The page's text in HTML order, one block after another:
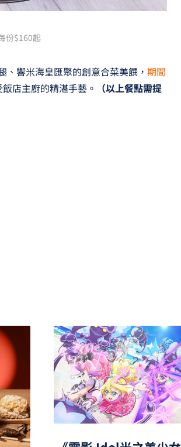
份$160起
響米海皇匯聚的創意合菜美饌， 期間
店主廚的精湛手藝。
（以上餐點需提